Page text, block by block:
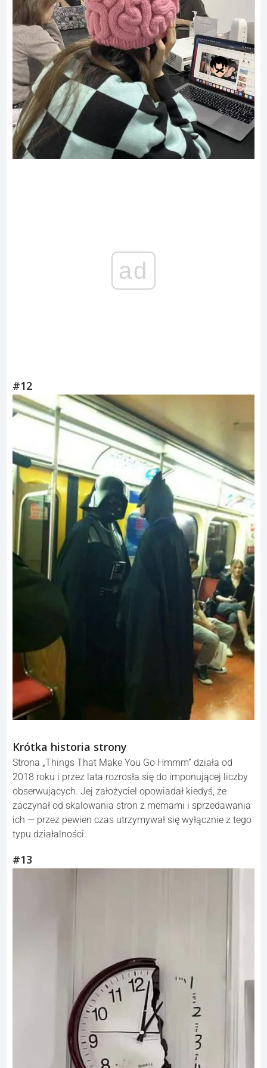
ad
#12
Krótka historia strony
Strona „Things That Make You Go Hmmm” działa od
2018 roku i przez lata rozrosła się do imponującej liczby
obserwujących. Jej założyciel opowiadał kiedyś, że
zaczynał od skalowania stron z memami i sprzedawania
ich — przez pewien czas utrzymywał się wyłącznie z tego
typu działalności.
#13